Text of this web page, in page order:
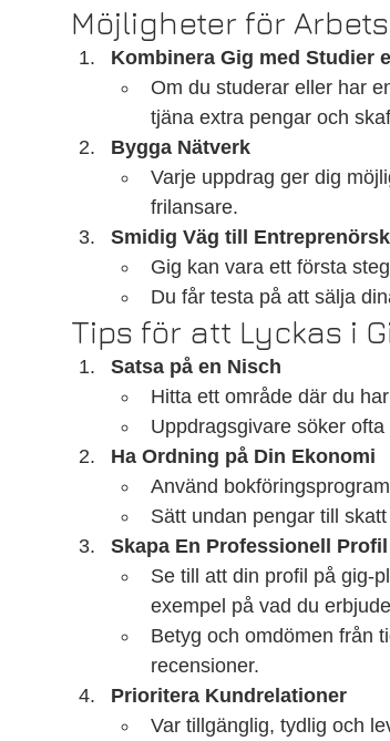
Möjligheter för
Kombinera Gig med Studier
Om du studerar eller har
tjäna extra pengar och
Bygga Nätverk
Varje uppdrag ger dig
frilansare.
Smidig Väg till
Gig kan vara ett första
Du får testa på att sälja
Tips för att Lyckas i
Satsa på en Nisch
Hitta ett område där du
Uppdragsgivare söker
Ha Ordning på Din Ekonomi
Använd
Sätt undan pengar till
Skapa En Professionell Profil
Se till att din profil på gig-
exempel på vad du
Betyg och omdömen från
recensioner.
Prioritera Kundrelationer
Var tillgänglig, tydlig och